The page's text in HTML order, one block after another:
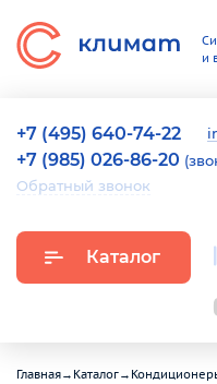
и
+7 (495) 640-74-22
+7 (985) 026-86-20
Обратный звонок
Каталог
Главная→ Каталог→